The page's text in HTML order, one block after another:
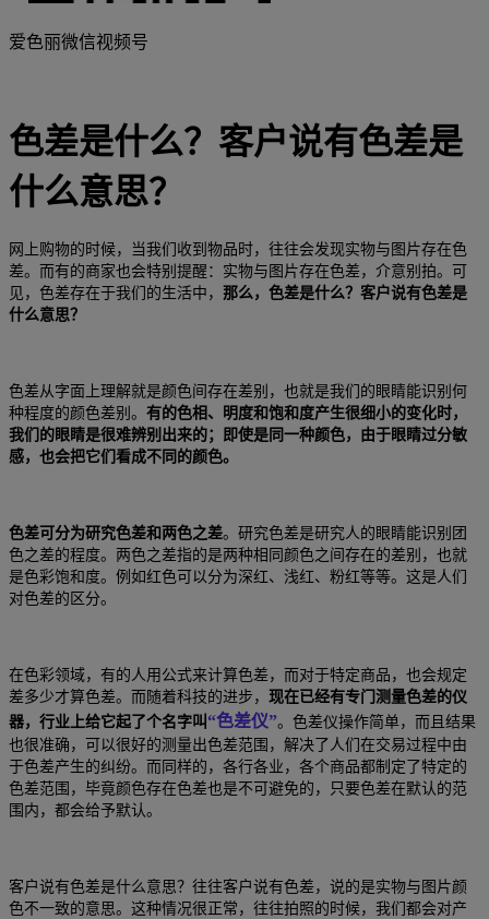
爱色丽微信视频号
色差是什么？客户说有色差是
什么意思？
网上购物的时候，当我们收到物品时，往往会发现实物与图片存在色
差。而有的商家也会特别提醒：实物与图片存在色差，介意别拍。可
见，色差存在于我们的生活中， 那么，色差是什么？客户说有色差是
什么意思？
色差从字面上理解就是颜色间存在差别，也就是我们的眼睛能识别何
种程度的颜色差别。 有的色相、明度和饱和度产生很细小的变化时，
我们的眼睛是很难辨别出来的；即使是同一种颜色，由于眼睛过分敏
感，也会把它们看成不同的颜色。
色差可分为研究色差和两色之差。研究色差是研究人的眼睛能识别团
色之差的程度。两色之差指的是两种相同颜色之间存在的差别，也就
是色彩饱和度。例如红色可以分为深红、浅红、粉红等等。这是人们
对色差的区分。
在色彩领域，有的人用公式来计算色差，而对于特定商品，也会规定
差多少才算色差。而随着科技的进步， 现在已经有专门测量色差的仪
器，行业上给它起了个名字叫 “色差仪”。色差仪操作简单，而且结果
也很准确，可以很好的测量出色差范围，解决了人们在交易过程中由
于色差产生的纠纷。而同样的，各行各业，各个商品都制定了特定的
色差范围，毕竟颜色存在色差也是不可避免的，只要色差在默认的范
围内，都会给予默认。
客户说有色差是什么意思？往往客户说有色差，说的是实物与图片颜
色不一致的意思。这种情况很正常，往往拍照的时候，我们都会对产